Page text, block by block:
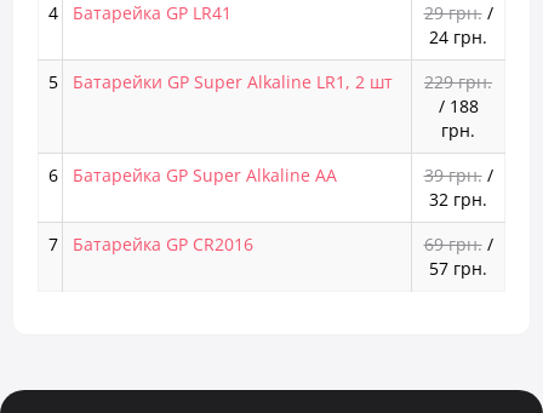
4
Батарейка GP LR41 29 грн./
24 грн.
5
Батарейки GP Super Alkaline LR1, 2 шт
229 грн.
/ 188
грн.
6
Батарейка GP Super Alkaline AA 39 грн./
32 грн.
7
Батарейка GP CR2016 69 грн./
57 грн.